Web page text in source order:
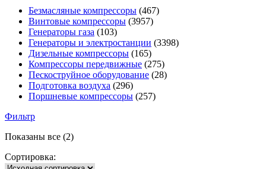
Безмасляные компрессоры (467)
Винтовые компрессоры (3957)
Генераторы газа (103)
Генераторы и электростанции (3398)
Дизельные компрессоры (165)
Компрессоры передвижные (275)
Пескоструйное оборудование (28)
Подготовка воздуха (296)
Поршневые компрессоры (257)
Фильтр
Показаны все (2)
Сортировка: